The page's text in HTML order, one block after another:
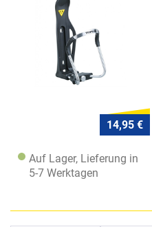
14,95 €
Auf Lager, Lieferung in
5-7 Werktagen